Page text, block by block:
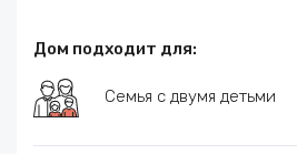
Дом подходит для:
Семья с двумя детьми